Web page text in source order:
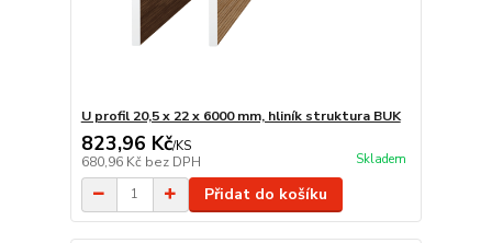
U profil 20,5 x 22 x 6000 mm, hliník struktura BUK
823,96 Kč/KS
680,96 Kč bez DPH Skladem
Přidat do košíku